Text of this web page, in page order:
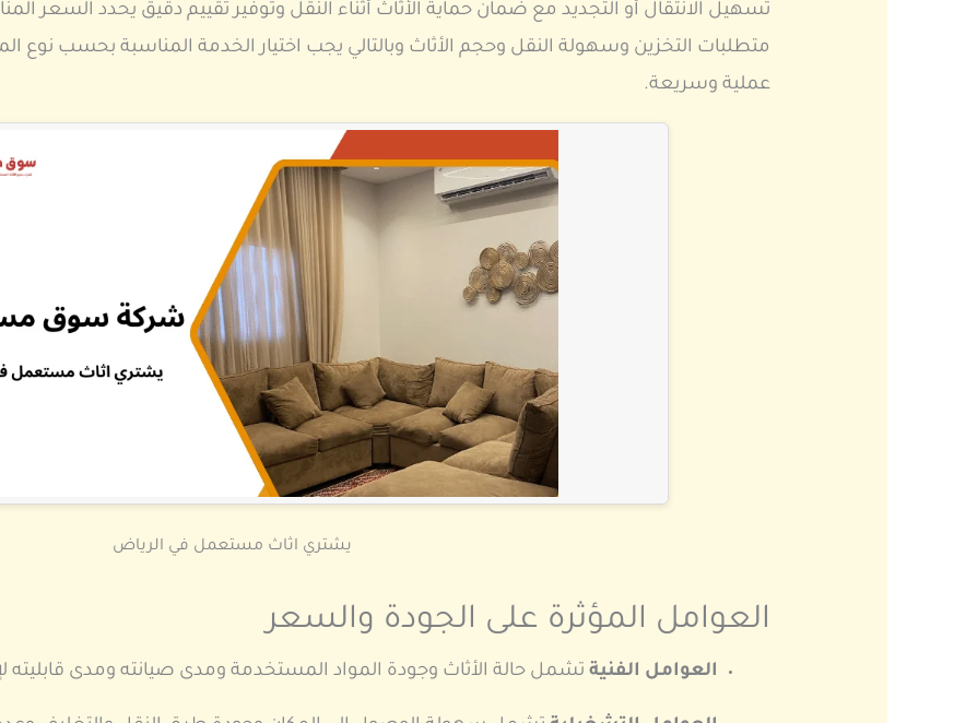
تسهيل الانتقال أو التجديد مع ضمان حماية الأثاث أثناء النقل وتوفير تقييم دقيق يحدد
متطلبات التخزين وسهولة النقل وحجم الأثاث وبالتالي يجب اختيار الخدمة المناسبة بحسب نوع
عملية وسريعة.
يشتري اثاث مستعمل في الرياض
العوامل المؤثرة على الجودة والسعر
العوامل الفنيةتشمل حالة الأثاث وجودة المواد المستخدمة ومدى صيانته ومدى قابليته